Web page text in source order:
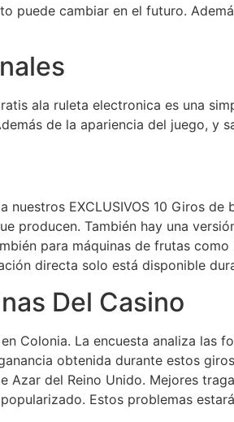
puede cambiar en el futuro.
ala ruleta electronica es una
de la apariencia del juego, y
EXCLUSIVOS 10 Giros
producen. También hay una
para máquinas de frutas como
directa solo está disponible
Del Casino
Colonia. La encuesta analiza las
obtenida durante estos
del Reino Unido. Mejores
Estos problemas